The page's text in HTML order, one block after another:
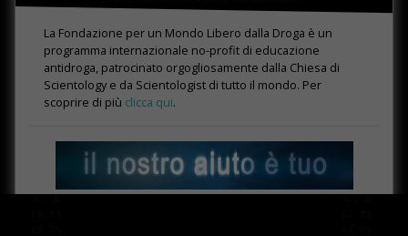
La Fondazione per un Mondo Libero dalla Droga è un
programma internazionale no-profit di educazione
antidroga, patrocinato orgogliosamente dalla Chiesa di
Scientology e da Scientologist di tutto il mondo. Per
scoprire di più clicca qui.